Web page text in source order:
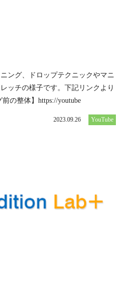
ング、ドロップテクニックやマニ
ッチの様子です。下記リンクより
の整体】https://youtube
2023.09.26 YouTube